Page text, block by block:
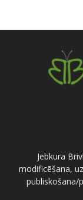
Jebkura
modificēšana,
publiskošana/